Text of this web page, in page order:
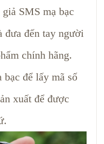
SMS mạ bạc
đưa đến tay người
chính hãng.
bạc để lấy mã số
xuất để được